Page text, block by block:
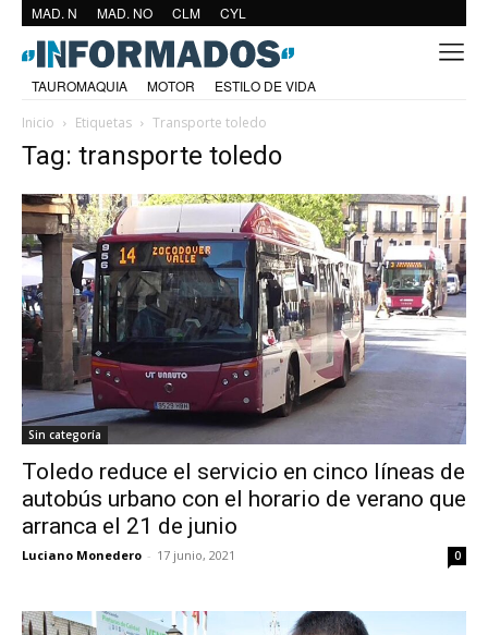
MAD. N MAD. NO CLM CYL
TAUROMAQUIA MOTOR
ESTILO DE VIDA
Inicio
Etiquetas Transporte toledo
Tag: transporte toledo
Sin categoría
Toledo reduce el servicio en cinco líneas de
autobús urbano con el horario de verano que
arranca el 21 de junio
Luciano Monedero - 17 junio, 2021 0